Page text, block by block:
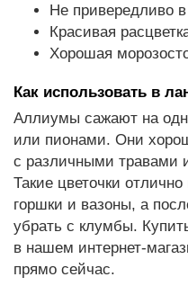
Не привередливо
Красивая
Хорошая
Как использовать в
Аллиумы сажают на
или пионами. Они
с различными травами
Такие цветочки
горшки и вазоны, а
убрать с клумбы.
в нашем интернет-
прямо сейчас.